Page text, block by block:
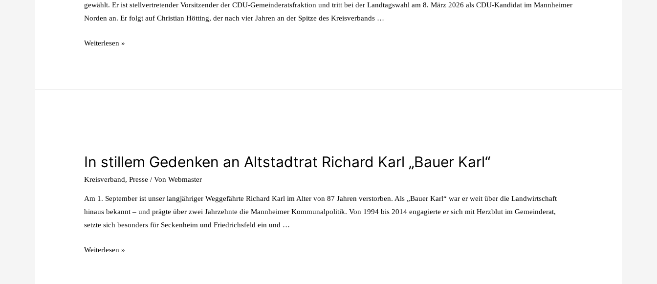
gewählt. Er ist stellvertretender Vorsitzender der CDU-Gemeinderatsfraktion und tritt bei der Landtagswahl am 8. März 2026 als CDU-Kandidat im Mannheimer
Norden an. Er folgt auf Christian Hötting, der nach vier Jahren an der Spitze des Kreisverbands …
Weiterlesen »
In stillem Gedenken an Altstadtrat Richard Karl „Bauer Karl“
Kreisverband,Presse / VonWebmaster
Am 1. September ist unser langjähriger Weggefährte Richard Karl im Alter von 87 Jahren verstorben. Als „Bauer Karl“ war er weit über die Landwirtschaft
hinaus bekannt – und prägte über zwei Jahrzehnte die Mannheimer Kommunalpolitik. Von 1994 bis 2014 engagierte er sich mit Herzblut im Gemeinderat,
setzte sich besonders für Seckenheim und Friedrichsfeld ein und …
Weiterlesen »